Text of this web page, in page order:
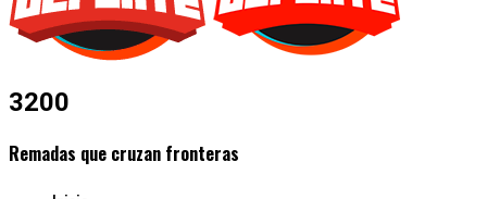
3200
Remadas que cruzan fronteras